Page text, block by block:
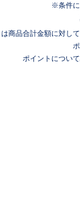
条件
商品合計金額に対し
ポイントについて